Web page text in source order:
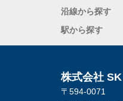
沿線から探す
駅から探す
株式会社
〒594-0071